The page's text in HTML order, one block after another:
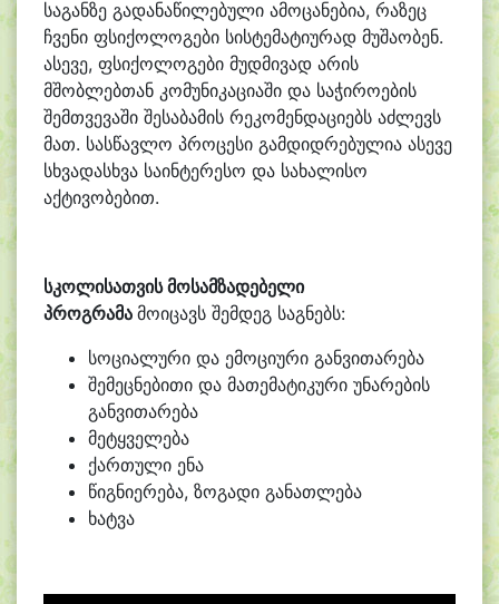
საგანზე გადანაწილებული ამოცანებია, რაზეც
ჩვენი ფსიქოლოგები სისტემატიურად მუშაობენ.
ასევე, ფსიქოლოგები მუდმივად არის
მშობლებთან კომუნიკაციაში და საჭიროების
შემთვევაში შესაბამის რეკომენდაციებს აძლევს
მათ. სასწავლო პროცესი გამდიდრებულია ასევე
სხვადასხვა საინტერესო და სახალისო
აქტივობებით.
სკოლისათვის მოსამზადებელი
პროგრამა მოიცავს შემდეგ საგნებს:
სოციალური და ემოციური განვითარება
შემეცნებითი და მათემატიკური უნარების
განვითარება
მეტყველება
ქართული ენა
წიგნიერება, ზოგადი განათლება
ხატვა